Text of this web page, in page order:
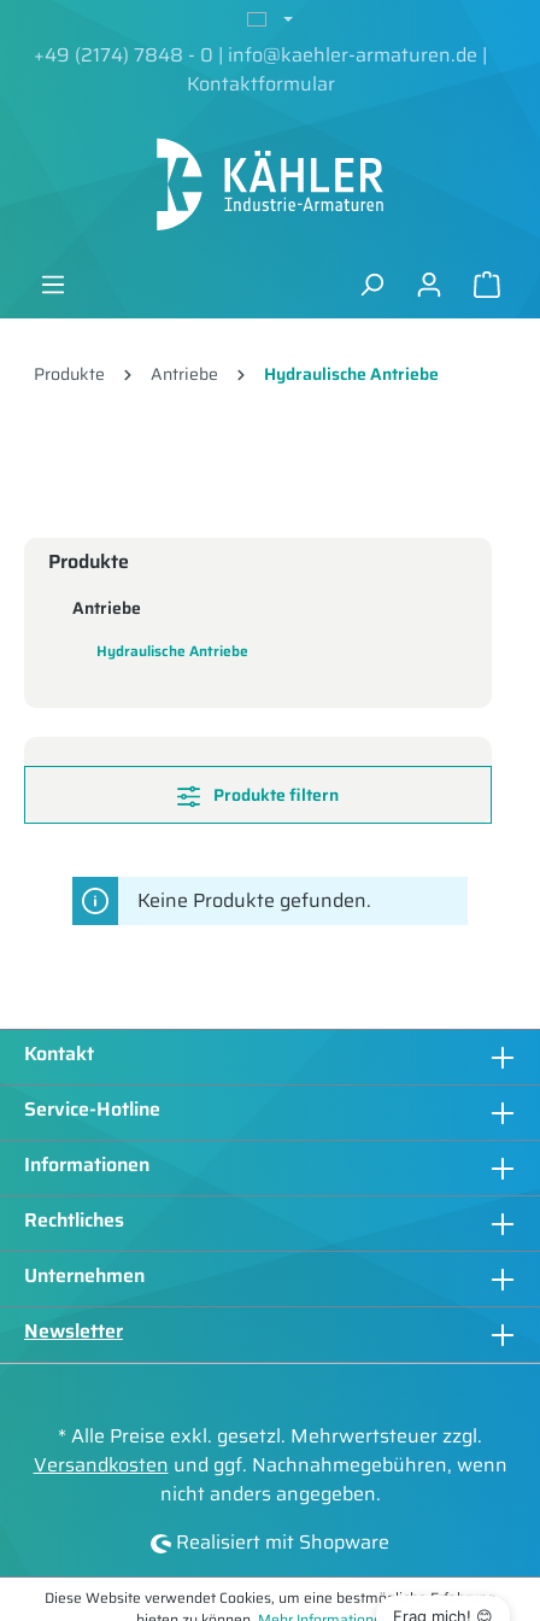
+49 (2174) 7848 - 0 | info@kaehler-armaturen.de |
Kontaktformular
Produkte Antriebe Hydraulische Antriebe
Produkte
Antriebe
Hydraulische Antriebe
Produkte filtern
Keine Produkte gefunden.
Kontakt
Service-Hotline
Informationen
Rechtliches
Unternehmen
Newsletter
* Alle Preise exkl. gesetzl. Mehrwertsteuer zzgl.
Versandkostenund ggf. Nachnahmegebühren, wenn
nicht anders angegeben.
Realisiert mit Shopware
Diese Website verwendet Cookies, um eine bestmögliche Erfahrung
Frag mich! 😊